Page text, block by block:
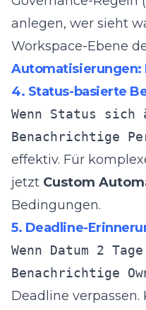
anlegen, wer sieht
Workspace-Ebene
Automatisierungen:
4. Status-basierte
Wenn Status sich
Benachrichtige
effektiv. Für
jetzt Custom
Bedingungen.
5. Deadline-
Wenn Datum 2
Benachrichtige
Deadline